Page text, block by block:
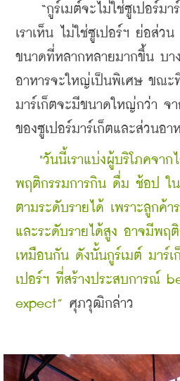
“กูร์เมต์จะไม่ใช่ซูเปอร์มา
เราเห็น ไม่ใช่ซูเปอร์ฯ ย่อส่ว
ขนาดที่หลากหลายมากขึ้น บา
อาหารจะใหญ่เป็นพิเศษ ขณะที่
มาร์เก็ตจะมีขนาดใหญ่กว่า จ
ของซูเปอร์มาร์เก็ตและส่วนอ
"วันนี้เราแบ่งผู้บริโภคจาก
พฤติกรรมการกิน ดื่ม ช้อป ใน
ตามระดับรายได้ เพราะลูกค้า
และระดับรายได้สูง อาจมีพฤติ
เหมือนกัน ดังนั้นกูร์เมต์ มาร์เ
เปอร์ฯ ที่สร้างประสบการณ์
expect” ศุภวุฒิกล่าว